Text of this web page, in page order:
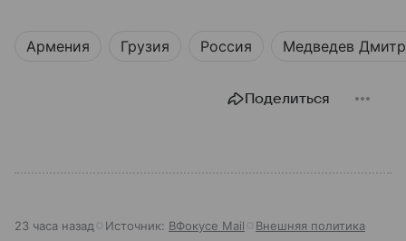
Армения Грузия Россия Медведев
Поделиться
23 часа назад Источник: ВФокусе Mail Внешняя политика